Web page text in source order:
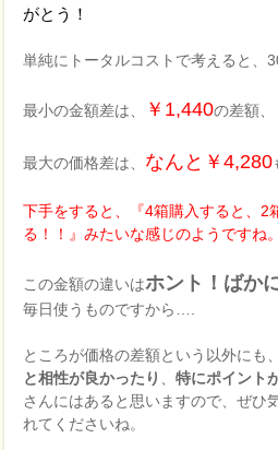
がとう！
単純にトータルコストで考えると、
最小の金額差は、 ￥1,440の差額、
最大の価格差は、 なんと￥4,280
下手をすると、『4箱購入すると、2
る！！』みたいな感じのようですね。
この金額の違いはホント！ばか
毎日使うものですから….
ところが価格の差額という以外にも
と相性が良かったり
、特にポイント
さんにはあると思いますので、ぜひ
れてくださいね。